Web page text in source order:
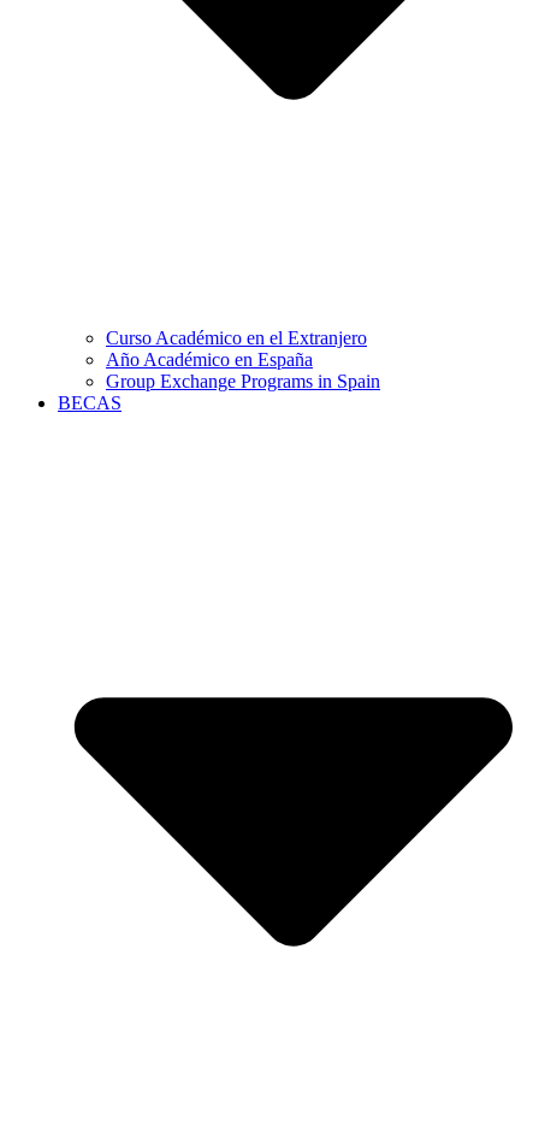
Curso Académico en el Extranjero
Año Académico en España
Group Exchange Programs in Spain
BECAS